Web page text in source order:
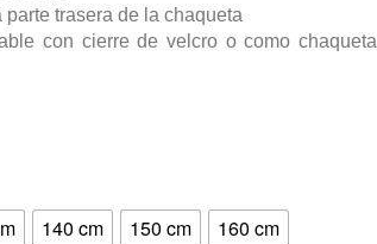
parte trasera de la chaqueta
con cierre de velcro o como chaqueta
140 cm 150 cm
160 cm